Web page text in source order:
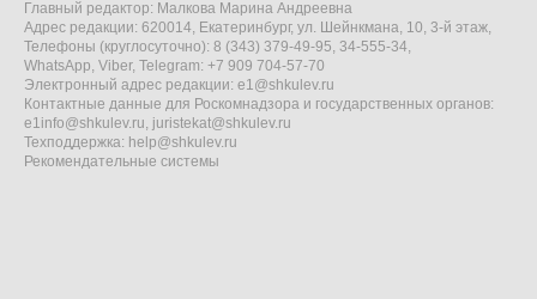
Главный редактор: Малкова Марина Андреевна
Адрес редакции: 620014, Екатеринбург, ул. Шейнкмана, 10, 3-й этаж,
Телефоны (круглосуточно): 8 (343) 379-49-95, 34-555-34,
WhatsApp, Viber, Telegram: +7 909 704-57-70
Электронный адрес редакции: e1@shkulev.ru
Контактные данные для Роскомнадзора и государственных органов:
e1info@shkulev.ru, juristekat@shkulev.ru
Техподдержка: help@shkulev.ru
Рекомендательные системы